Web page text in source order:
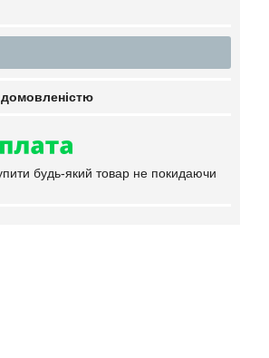
домовленістю
будь-який товар не покидаючи